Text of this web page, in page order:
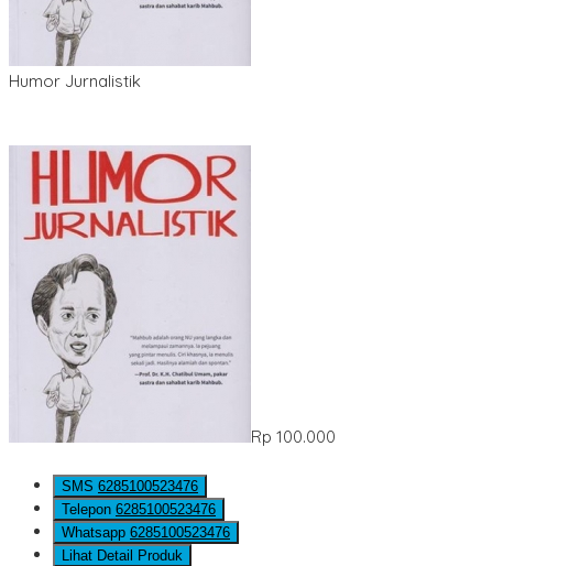
Humor Jurnalistik
Rp 100.000
SMS 6285100523476
Telepon 6285100523476
Whatsapp 6285100523476
Lihat Detail Produk